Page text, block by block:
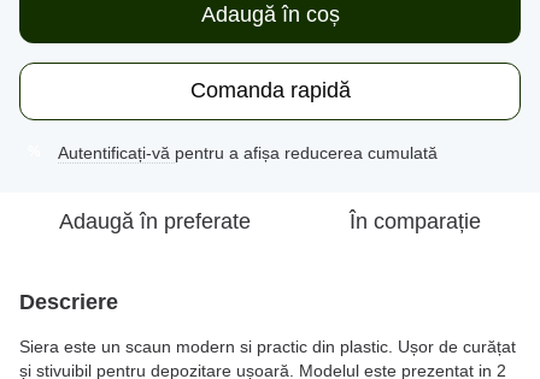
Adaugă în coș
Comanda rapidă
Autentificați-vă pentru a afișa reducerea cumulată
Adaugă în preferate În comparație
Descriere
Siera este un scaun modern si practic din plastic. Ușor de curățat
și stivuibil pentru depozitare ușoară. Modelul este prezentat in 2